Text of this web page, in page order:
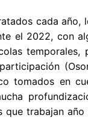
cada
el 2022, con
tomados en
trabajan